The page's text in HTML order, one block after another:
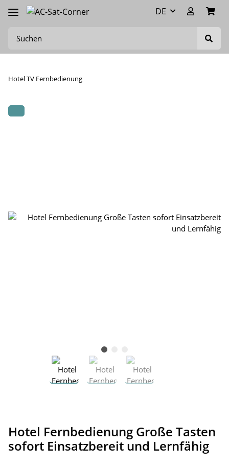
DE
Hotel TV Fernbedienung
Hotel Fernbedienung Große Tasten
sofort Einsatzbereit und Lernfähig